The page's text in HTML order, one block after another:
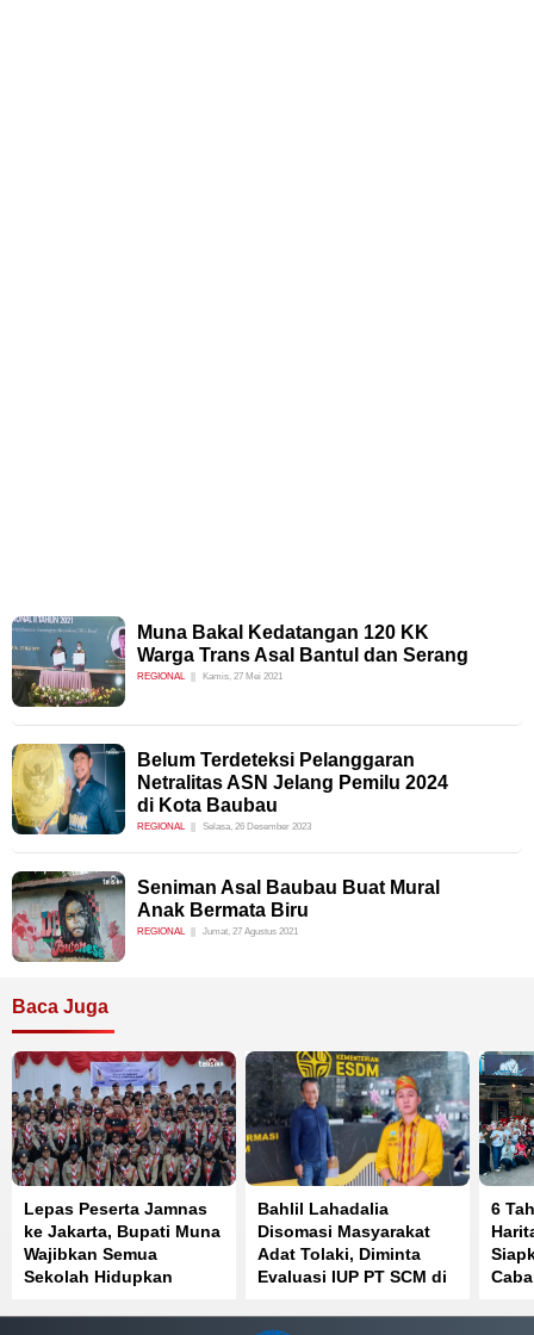
Muna Bakal Kedatangan 120 KK
Warga Trans Asal Bantul dan Serang
REGIONAL Kamis, 27 Mei 2021
Belum Terdeteksi Pelanggaran
Netralitas ASN Jelang Pemilu 2024
di Kota Baubau
REGIONAL Selasa, 26 Desember 2023
Seniman Asal Baubau Buat Mural
Anak Bermata Biru
REGIONAL Jumat, 27 Agustus 2021
Baca Juga
Lepas Peserta Jamnas
ke Jakarta, Bupati Muna
Wajibkan Semua
Sekolah Hidupkan
Bahlil Lahadalia
Disomasi Masyarakat
Adat Tolaki, Diminta
Evaluasi IUP PT SCM di
6